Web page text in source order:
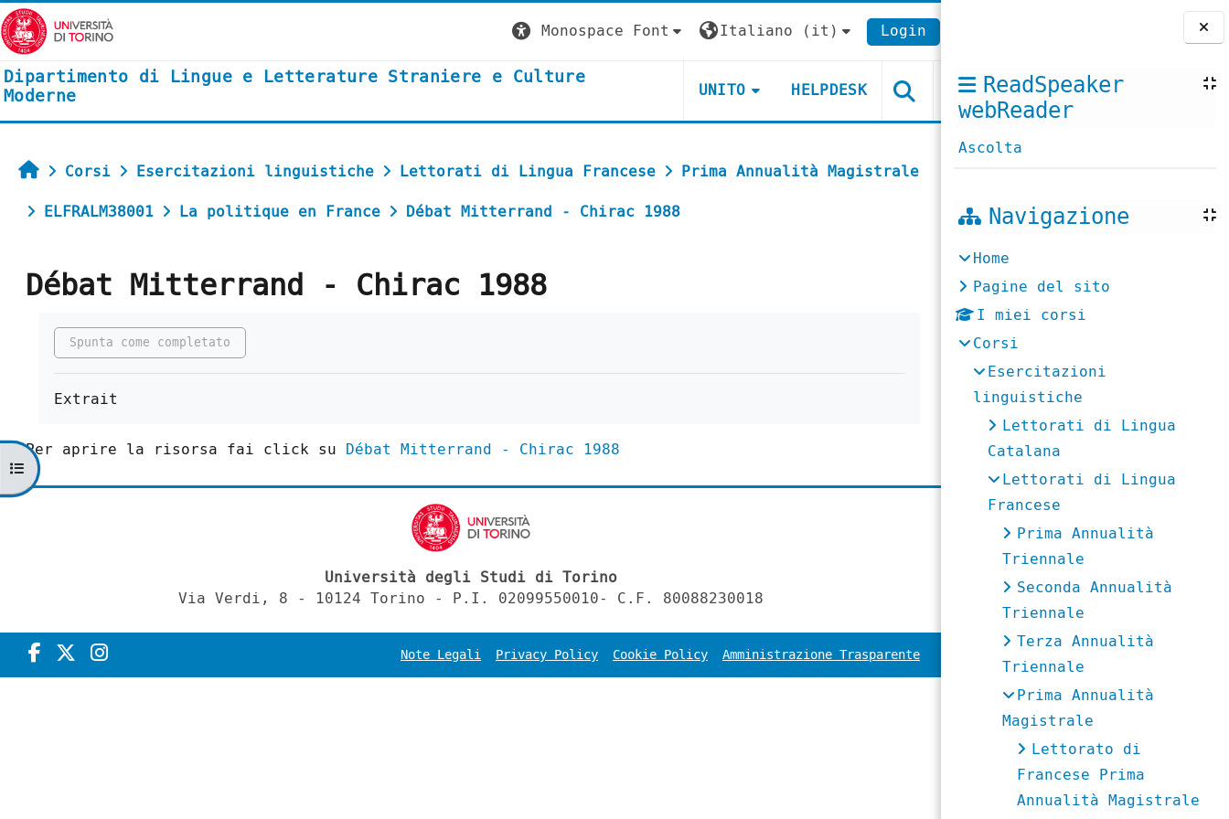
Vai al contenuto principale
Blocchi
ReadSpeaker
webReader
Ascolta
Navigazione
Home
Pagine del sito
I miei corsi
Corsi
Esercitazioni
linguistiche
Lettorati di Lingua
Catalana
Lettorati di Lingua
Francese
Prima Annualità
Triennale
Seconda Annualità
Triennale
Terza Annualità
Triennale
Prima Annualità
Magistrale
Lettorato di
Francese Prima
Annualità Magistrale
Monospace Font Italiano ‎(it)‎ Login
Dipartimento di Lingue e Letterature Straniere e Culture
Moderne
UNITO HELPDESK
Apri indice del corso
Home
Corsi Esercitazioni linguistiche Lettorati di Lingua Francese
Prima Annualità Magistrale
ELFRALM38001
La politique en France Débat Mitterrand - Chirac 1988
Débat Mitterrand - Chirac 1988
Aggregazione dei criteri
Spunta come completato
Extrait
Per aprire la risorsa fai click su Débat Mitterrand - Chirac 1988
Università degli Studi di Torino
Via Verdi, 8 - 10124 Torino - P.I. 02099550010- C.F. 80088230018
Note Legali Privacy Policy Cookie Policy Amministrazione Trasparente